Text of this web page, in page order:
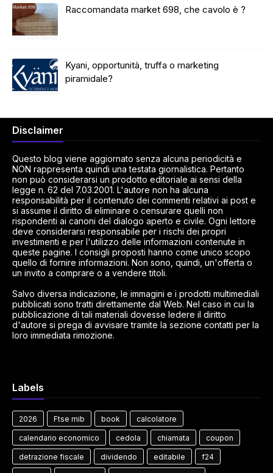
Raccomandata market 698, che cavolo è ?
Kyani, opportunità, truffa o marketing
piramidale?
Disclaimer
Questo blog viene aggiornato senza alcuna periodicità e
NON rappresenta quindi una testata giornalistica. Pertanto
non può considerarsi un prodotto editoriale ai sensi della
legge n. 62 del 7.03.2001. L'autore non ha alcuna
responsabilità per il contenuto dei commenti relativi ai post e
si assume il diritto di eliminare o censurare quelli non
rispondenti ai canoni del dialogo aperto e civile. Ogni lettore
deve considerarsi responsabile per i rischi dei propri
investimenti e per l'utilizzo delle informazioni contenute in
queste pagine. I consigli proposti hanno come unico scopo
quello di fornire informazioni. Non sono, quindi, un'offerta o
un invito a comprare o a vendere titoli.
Salvo diversa indicazione, le immagini e i prodotti multimediali
pubblicati sono tratti direttamente dal Web. Nel caso in cui la
pubblicazione di tali materiali dovesse ledere il diritto
d'autore si prega di avvisare tramite la sezione contatti per la
loro immediata rimozione.
Labels
2026 Ftse mib book calcolatore
calendario economico cedola chiamata coupon
detrazione fiscale dividendo editabile f24